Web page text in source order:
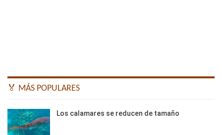
🏅 MÁS POPULARES
Los calamares se reducen de tamaño